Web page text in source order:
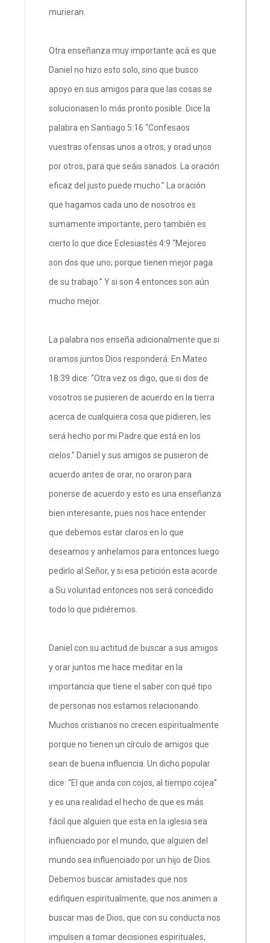
murieran.
Otra enseñanza muy importante acá es que
Daniel no hizo esto solo, sino que busco
apoyo en sus amigos para que las cosas se
solucionasen lo más pronto posible. Dice la
palabra en Santiago 5:16 “Confesaos
vuestras ofensas unos a otros, y orad unos
por otros, para que seáis sanados. La oración
eficaz del justo puede mucho.” La oración
que hagamos cada uno de nosotros es
sumamente importante, pero también es
cierto lo que dice Eclesiastés 4:9 “Mejores
son dos que uno; porque tienen mejor paga
de su trabajo.” Y si son 4 entonces son aún
mucho mejor.
La palabra nos enseña adicionalmente que si
oramos juntos Dios responderá. En Mateo
18:39 dice: “Otra vez os digo, que si dos de
vosotros se pusieren de acuerdo en la tierra
acerca de cualquiera cosa que pidieren, les
será hecho por mi Padre que está en los
cielos.” Daniel y sus amigos se pusieron de
acuerdo antes de orar, no oraron para
ponerse de acuerdo y esto es una enseñanza
bien interesante, pues nos hace entender
que debemos estar claros en lo que
deseamos y anhelamos para entonces luego
pedirlo al Señor, y si esa petición esta acorde
a Su voluntad entonces nos será concedido
todo lo que pidiéremos.
Daniel con su actitud de buscar a sus amigos
y orar juntos me hace meditar en la
importancia que tiene el saber con qué tipo
de personas nos estamos relacionando.
Muchos cristianos no crecen espiritualmente
porque no tienen un círculo de amigos que
sean de buena influencia. Un dicho popular
dice: “El que anda con cojos, al tiempo cojea”
y es una realidad el hecho de que es más
fácil que alguien que esta en la iglesia sea
influenciado por el mundo, que alguien del
mundo sea influenciado por un hijo de Dios.
Debemos buscar amistades que nos
edifiquen espiritualmente, que nos animen a
buscar mas de Dios, que con su conducta nos
impulsen a tomar decisiones espirituales,